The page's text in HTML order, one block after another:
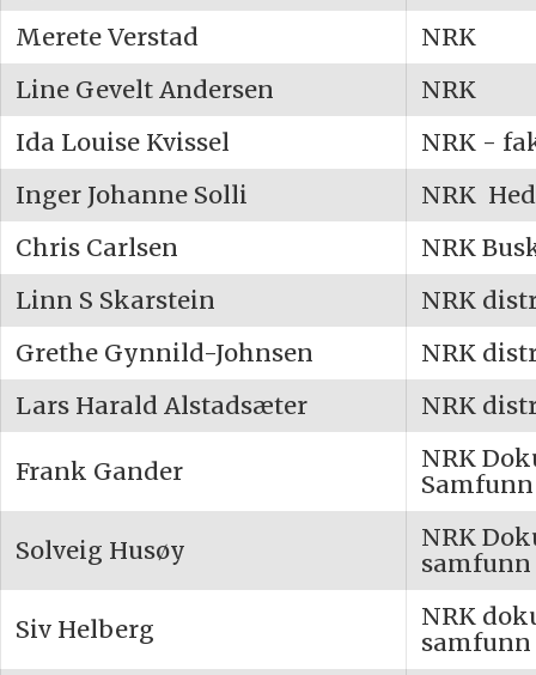
Merete Verstad
NRK
Line Gevelt Andersen
NRK
Ida Louise Kvissel
NRK -
Inger Johanne Solli
NRK
Chris Carlsen
NRK
Linn S Skarstein
NRK
Grethe Gynnild-Johnsen
NRK
Lars Harald Alstadsæter
NRK
Frank Gander
NRK
Samfunn
Solveig Husøy
NRK
samfunn
Siv Helberg
NRK
samfunn